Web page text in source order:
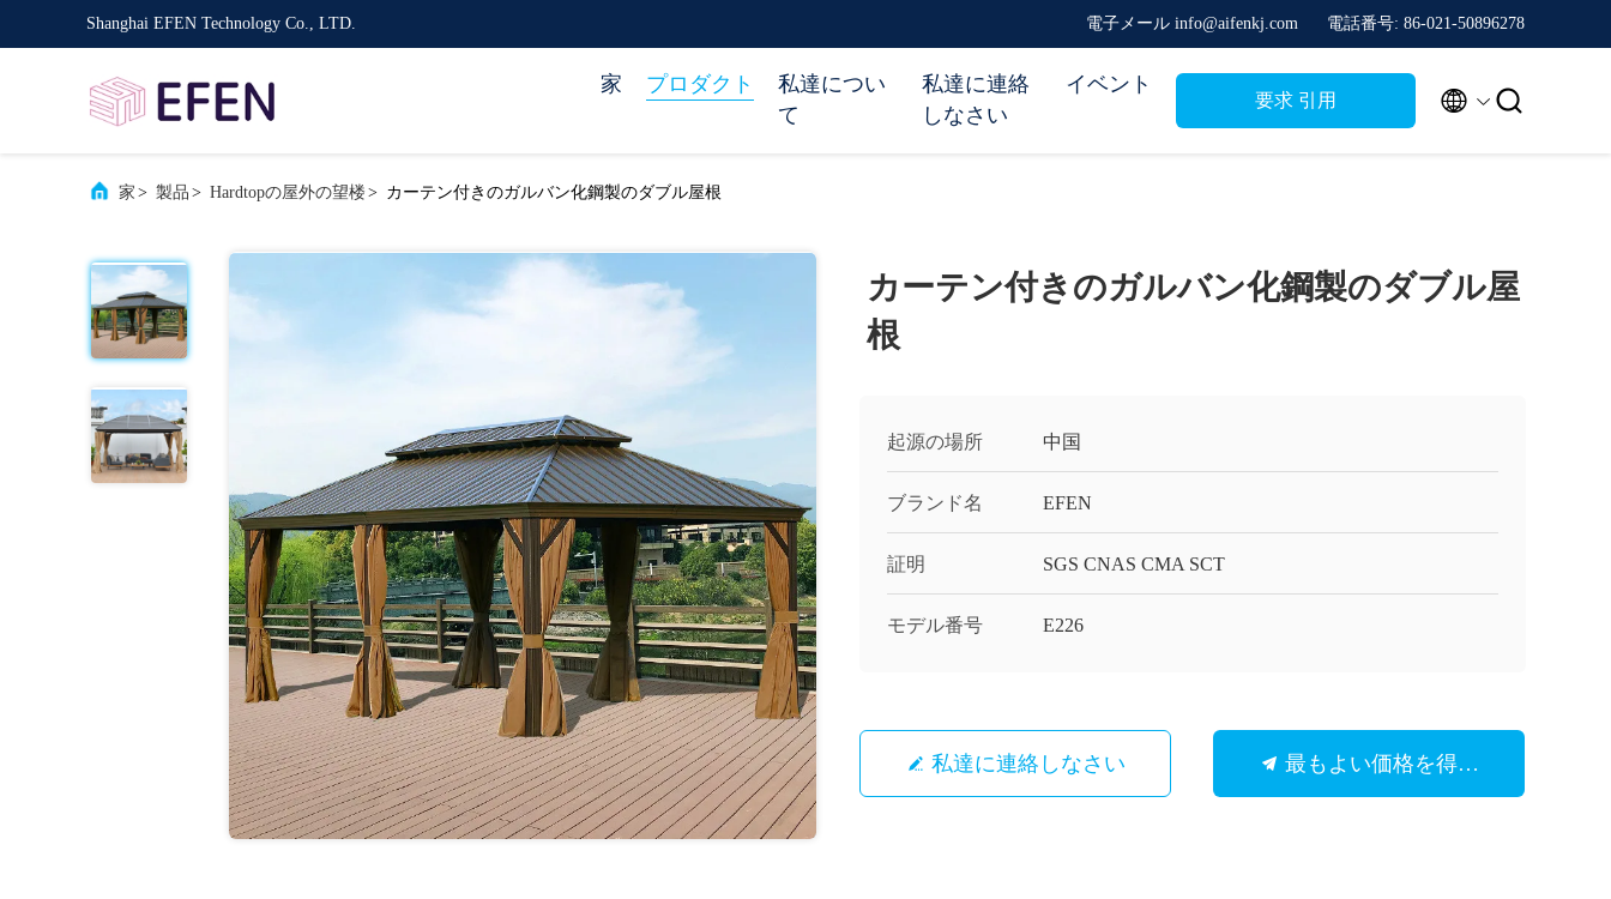
Shanghai EFEN Technology Co., LTD. 電子メール info@aifenkj.com 電話番号: 86-021-50896278
家 プロダクト
私達につい
て
私達に連絡
しなさい
イベント
要求 引用  
家 > 製品 > Hardtopの屋外の望楼 > カーテン付きのガルバン化鋼製のダブル屋根
カーテン付きのガルバン化鋼製のダブル屋
根
起源の場所 中国
ブランド名 EFEN
証明 SGS CNAS CMA SCT
モデル番号 E226
私達に連絡しなさい 最もよい価格を得なさい